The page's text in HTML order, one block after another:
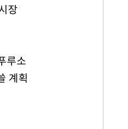
장
루소
계획